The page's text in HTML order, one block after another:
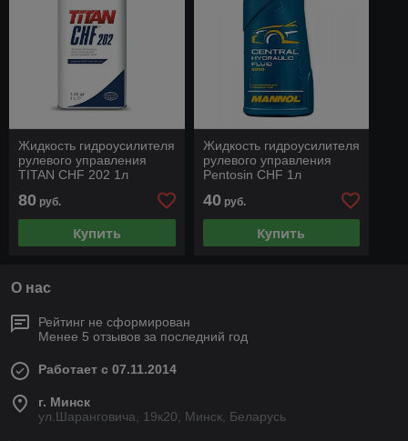
Жидкость гидроусилителя
рулевого управления
TITAN CHF 202 1л
Германия
80 руб.
Купить
Жидкость гидроусилителя
рулевого управления
Pentosin CHF 1л
40руб.
Купить
О нас
Рейтинг не сформирован
Менее 5 отзывов за последний год
Работает с 07.11.2014
г. Минск
ул.Шаранговича, 19к20, Минск, Беларусь